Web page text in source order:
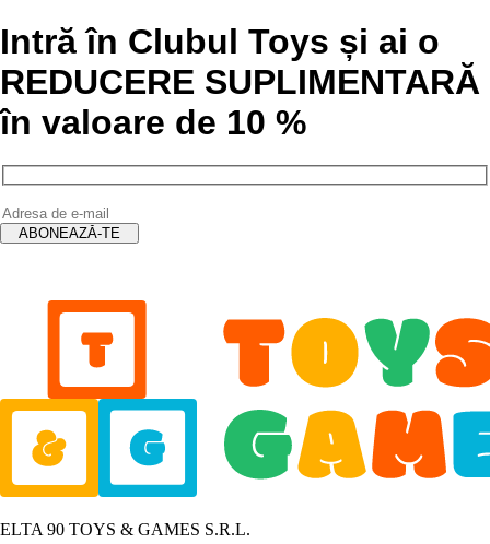
Intră în Clubul Toys și ai o
REDUCERE SUPLIMENTARĂ
în valoare de 10 %
ELTA 90 TOYS & GAMES S.R.L.